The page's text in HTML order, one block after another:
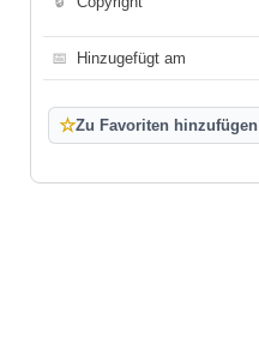
📅 Hinzugefügt am
☆Zu Favoriten hinzufügen